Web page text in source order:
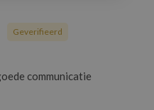
Geverifieerd
communicatie